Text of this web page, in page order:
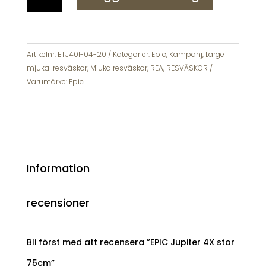
var:
är:
4X
75cm
mängd
Artikelnr: ETJ401-04-20 Kategorier: Epic, Kampanj, Large
mjuka-resväskor, Mjuka resväskor, REA, RESVÄSKOR
Varumärke: Epic
Information
recensioner
Bli först med att recensera ”EPIC Jupiter 4X stor
75cm”